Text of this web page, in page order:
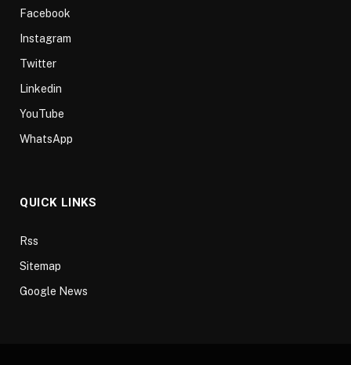
Facebook
Instagram
Twitter
Linkedin
YouTube
WhatsApp
QUICK LINKS
Rss
Sitemap
Google News